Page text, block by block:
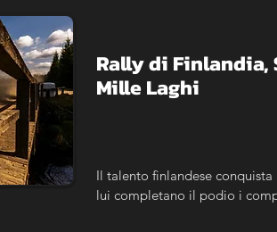
Rally di
Mille Laghi
Il talento finlandese
lui completano il podio i